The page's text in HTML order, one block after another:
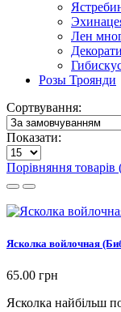
Лен
Розы Троянди
Сортвування:
Показати:
Порівняння товарів
Ясколка войлочная
65.00 грн
Ясколка найбільш